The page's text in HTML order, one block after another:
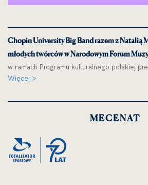
Chopin University Big Band razem z Natalią
młodych twórców w Narodowym Forum
w ramach Programu kulturalnego polskiej
Więcej >
MECENAT